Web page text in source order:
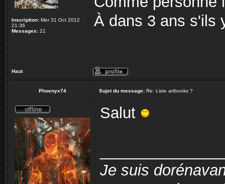
Inscription: Mer 31 Oct 2012
21:36
Messages: 21
À dans 3 ans s'ils
Haut
Phoenyx74 Sujet du message: Re: Liste artbooks ?
Salut
Je suis